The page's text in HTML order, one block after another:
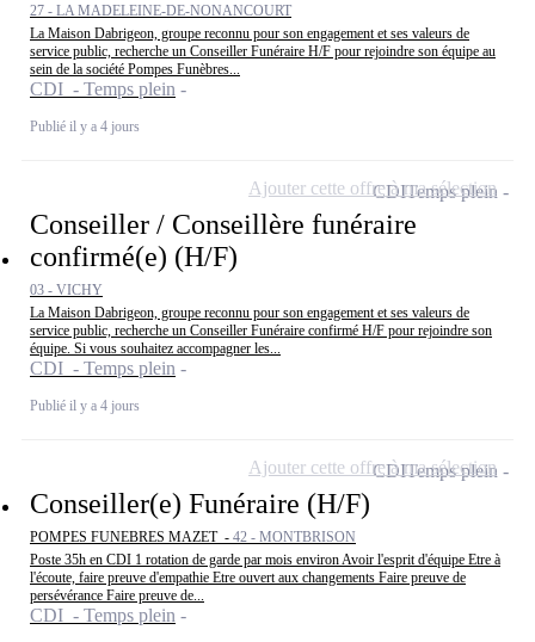
27 - LA MADELEINE-DE-NONANCOURT
La Maison Dabrigeon, groupe reconnu pour son engagement et ses valeurs de
service public, recherche un Conseiller Funéraire H/F pour rejoindre son équipe au
sein de la société Pompes Funèbres...
CDI - Temps plein
Publié il y a 4 jours
Conseiller / Conseillère funéraire
confirmé(e) (H/F)
03 - VICHY
La Maison Dabrigeon, groupe reconnu pour son engagement et ses valeurs de
service public, recherche un Conseiller Funéraire confirmé H/F pour rejoindre son
équipe. Si vous souhaitez accompagner les...
CDI - Temps plein
Publié il y a 4 jours
CDITemps plein
Ajouter cette offre à ma sélection
Conseiller(e) Funéraire (H/F)
POMPES FUNEBRES MAZET - 42 - MONTBRISON
Poste 35h en CDI 1 rotation de garde par mois environ Avoir l'esprit d'équipe Etre à
l'écoute, faire preuve d'empathie Etre ouvert aux changements Faire preuve de
persévérance Faire preuve de...
CDI - Temps plein
CDITemps plein
Ajouter cette offre à ma sélection